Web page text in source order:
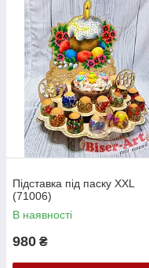
Підставка під паску XXL
(71006)
В наявності
980 ₴